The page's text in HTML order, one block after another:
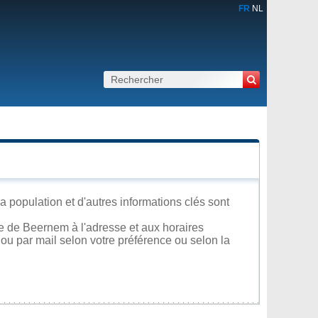
FR NL
population et d'autres informations clés sont
de Beernem à l'adresse et aux horaires
par mail selon votre préférence ou selon la